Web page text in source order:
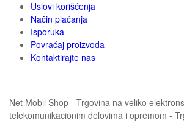
Uslovi korišćenja
Način plaćanja
Isporuka
Povraćaj proizvoda
Kontaktirajte nas
Net Mobil Shop - Trgovina na veliko
telekomunikacionim delovima i opremom -